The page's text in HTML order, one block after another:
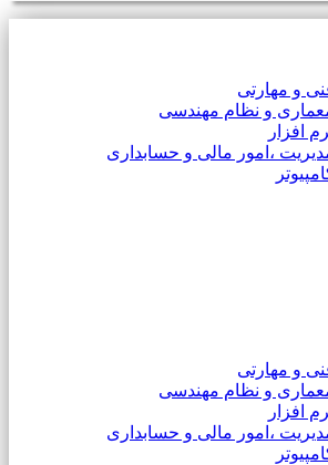
و مهارتی
و نظام مهندسی
افزار
،امور مالی و حسابداری
و مهارتی
و نظام مهندسی
افزار
،امور مالی و حسابداری